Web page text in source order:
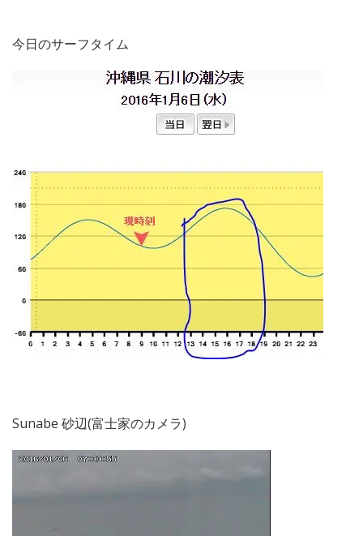
今日のサーフタイム
Sunabe 砂辺(富士家のカメラ)